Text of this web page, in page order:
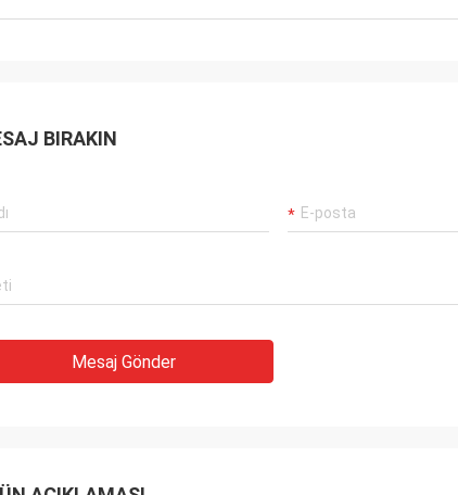
BIRAKIN
Mesaj Gönder